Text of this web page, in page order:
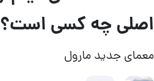
اصلی چه کسی است؟
معمای جدید مارول